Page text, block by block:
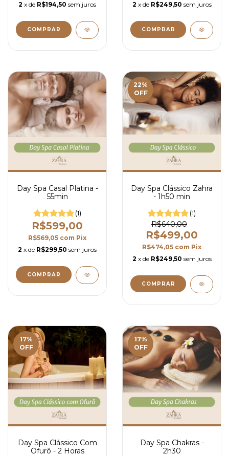
2 x de R$194,50 sem juros
2 x de R$249,50 sem juros
Day Spa Casal Platina -
55min
(1)
R$599,00
R$569,05 com Pix
2 x de R$299,50 sem juros
22%
OFF
Day Spa Clássico Zahra
- 1h50 min
(1)
R$640,00
R$499,00
R$474,05 com Pix
2 x de R$249,50 sem juros
17%
OFF
Day Spa Clássico Com
Ofurô - 2 Horas
17%
OFF
Day Spa Chakras -
2h30